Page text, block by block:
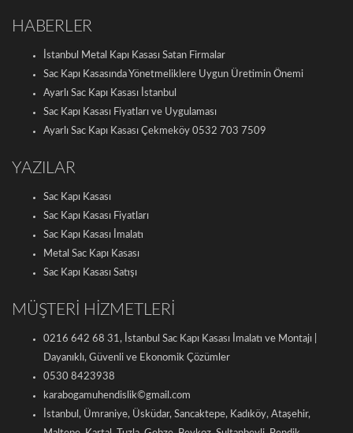
HABERLER
İstanbul Metal Kapı Kasası Satan Firmalar
Sac Kapı Kasasında Yönetmeliklere Uygun Üretimin Önemi
Ayarlı Sac Kapı Kasası İstanbul
Sac Kapı Kasası Fiyatları ve Uygulaması
Ayarlı Sac Kapı Kasası Çekmeköy 0532 703 7509
YAZILAR
Sac Kapı Kasası
Sac Kapı Kasası Fiyatları
Sac Kapı Kasası İmalatı
Metal Sac Kapı Kasası
Sac Kapı Kasası Satışı
MÜŞTERİ HİZMETLERİ
0216 642 68 31, İstanbul Sac Kapı Kasası İmalatı ve Montajı |
Dayanıklı, Güvenli ve Ekonomik Çözümler
0530 8423938
karabogamuhendislik©gmail.com
İstanbul, Ümraniye, Üsküdar, Sancaktepe, Kadıköy, Ataşehir,